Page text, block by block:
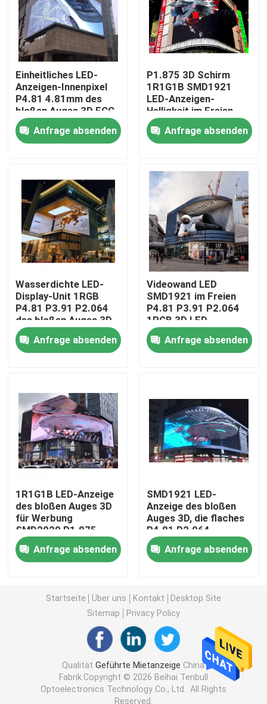
Heim
Produkte
Über uns
Fabrik-Tour
Qualitätskontrolle
Kontaktiere uns
Nachrichten
Fälle
Geführte Mietanzeige
Kreativer LED-Bildschirm
LED-Bildschirm im Freien
Schirm des Stadions-LED
Indoor-LED-Bildschirm
LED-Schirm-Module
Einheitliches LED-
Anzeigen-Innenpixel
P4.81 4.81mm des
bloßen Auges 3D FCC
Anfrage absenden
P1.875 3D Schirm
1R1G1B SMD1921
LED-Anzeigen-
Helligkeit im Freien
Anfrage absenden
Wasserdichte LED-
Display-Unit 1RGB
P4.81 P3.91 P2.064
des bloßen Auges 3D
Anfrage absenden
Videowand LED
SMD1921 im Freien
P4.81 P3.91 P2.064
1RGB 3D LED
Anfrage absenden
1R1G1B LED-Anzeige
des bloßen Auges 3D
für Werbung
SMD2020 P1.875
Anfrage absenden
SMD1921 LED-
Anzeige des bloßen
Auges 3D, die flaches
P4.81 P2.064
annonciert
Anfrage absenden
Startseite Über uns Kontakt
Desktop Site
Sitemap
Privacy Policy
QualitätGeführte Mietanzeige China
Fabrik.Copyright © 2026 Beihai Tenbull
Optoelectronics Technology Co., Ltd.. All Rights
Reserved.